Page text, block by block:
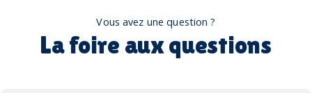
Vous avez une question ?
La foire aux questions